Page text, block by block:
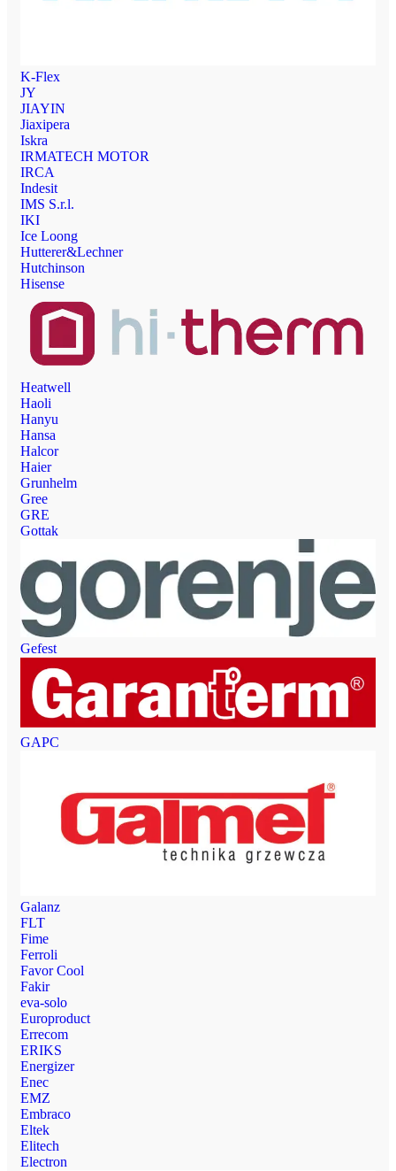
K-Flex
JY
JIAYIN
Jiaxipera
Iskra
IRMATECH MOTOR
IRCA
Indesit
IMS S.r.l.
IKI
Ice Loong
Hutterer&Lechner
Hutchinson
Hisense
Heatwell
Haoli
Hanyu
Hansa
Halcor
Haier
Grunhelm
Gree
GRE
Gottak
Gefest
GAPC
Galanz
FLT
Fime
Ferroli
Favor Cool
Fakir
eva-solo
Europroduct
Errecom
ERIKS
Energizer
Enec
EMZ
Embraco
Eltek
Elitech
Electron